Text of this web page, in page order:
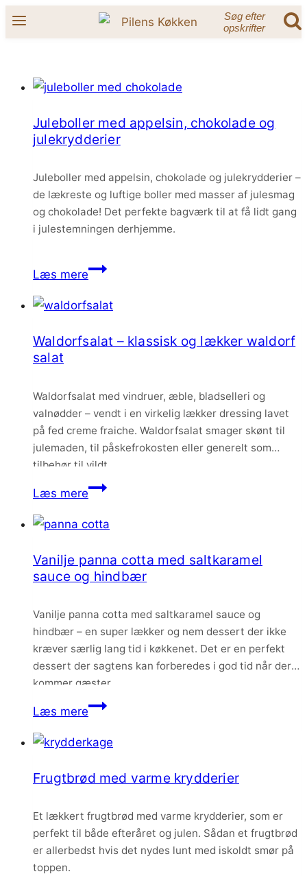
Fortsæt
Søg efter
opskrifter
Juleboller med appelsin, chokolade og
julekrydderier
Juleboller med appelsin, chokolade og julekrydderier –
de lækreste og luftige boller med masser af julesmag
og chokolade! Det perfekte bagværk til at få lidt gang
i julestemningen derhjemme.
Læs mereJuleboller
appelsin,
og
Waldorfsalat – klassisk og lækker waldorf
salat
Waldorfsalat med vindruer, æble, bladselleri og
valnødder – vendt i en virkelig lækker dressing lavet
på fed creme fraiche. Waldorfsalat smager skønt til
julemaden, til påskefrokosten eller generelt som
tilbehør til vildt.
Læs mereWaldorfsalat
klassisk
lækker
waldorf
Vanilje panna cotta med saltkaramel
sauce og hindbær
Vanilje panna cotta med saltkaramel sauce og
hindbær – en super lækker og nem dessert der ikke
kræver særlig lang tid i køkkenet. Det er en perfekt
dessert der sagtens kan forberedes i god tid når der
kommer gæster.
Læs mereVanilje
cotta
saltkaramel
og
hindbær
Frugtbrød med varme krydderier
Et lækkert frugtbrød med varme krydderier, som er
perfekt til både efteråret og julen. Sådan et frugtbrød
er allerbedst hvis det nydes lunt med iskoldt smør på
toppen.